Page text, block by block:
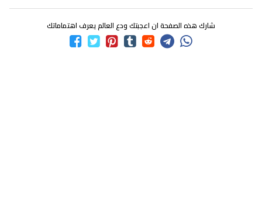
شارك هذه الصفحة ان اعجبتك ودع العالم يعرف اهتماماتك